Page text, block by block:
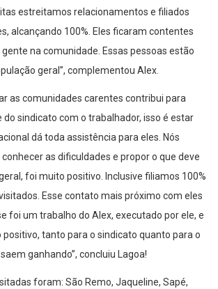
estreitamos relacionamentos e filiados
alcançando 100%. Eles ficaram contentes
na comunidade. Essas pessoas estão
geral”, complementou Alex.
as comunidades carentes contribui para
sindicato com o trabalhador, isso é estar
dá toda assistência para eles. Nós
as dificuldades e propor o que deve
foi muito positivo. Inclusive filiamos 100%
Esse contato mais próximo com eles
foi um trabalho do Alex, executado por ele, e
tanto para o sindicato quanto para o
ganhando”, concluiu Lagoa!
foram: São Remo, Jaqueline, Sapé,